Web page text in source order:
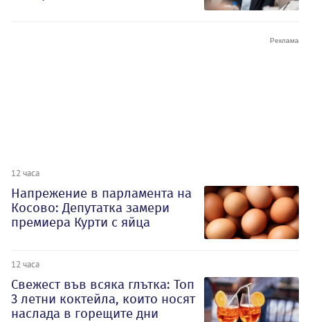
12 часа
Напрежение в парламента на
Косово: Депутатка замери
премиера Курти с яйца
12 часа
Свежест във всяка глътка: Топ
3 летни коктейла, които носят
наслада в горещите дни